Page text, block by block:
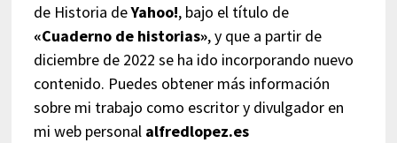
de Historia deYahoo!, bajo el título de
«Cuaderno de historias», y que a partir de
diciembre de 2022 se ha ido incorporando nuevo
contenido. Puedes obtener más información
sobre mi trabajo como escritor y divulgador en
mi web personal alfredlopez.es